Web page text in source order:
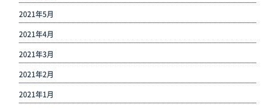
2021年5月
2021年4月
2021年3月
2021年2月
2021年1月